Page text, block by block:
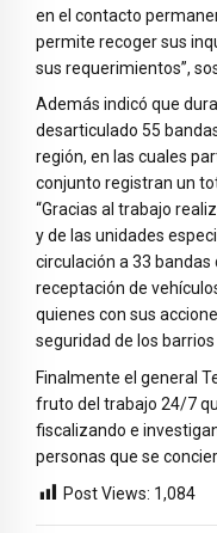
en el contacto
permite recoger sus
sus requerimientos”,
Además indicó que
desarticulado 55
región, en las cuales
conjunto registran un
“Gracias al trabajo
y de las unidades
circulación a 33 bandas
receptación de
quienes con sus
seguridad de los
Finalmente el general
fruto del trabajo 24/7
fiscalizando e
personas que se
Post Views: 1,084